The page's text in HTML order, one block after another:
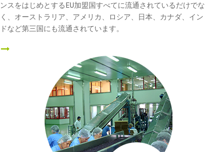
ンスをはじめとするEU加盟国すべてに流通されているだけでな
く、オーストラリア、アメリカ、ロシア、日本、カナダ、イン
ドなど第三国にも流通されています。